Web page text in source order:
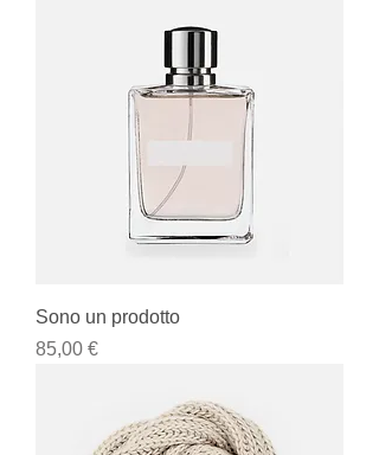
Sono un prodotto
Prezzo
85,00 €